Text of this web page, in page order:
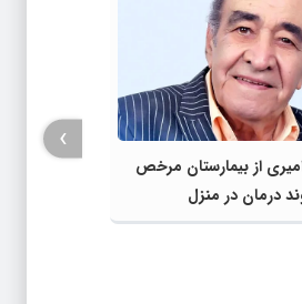
از بیمارستان مرخص
درمان در منزل
›